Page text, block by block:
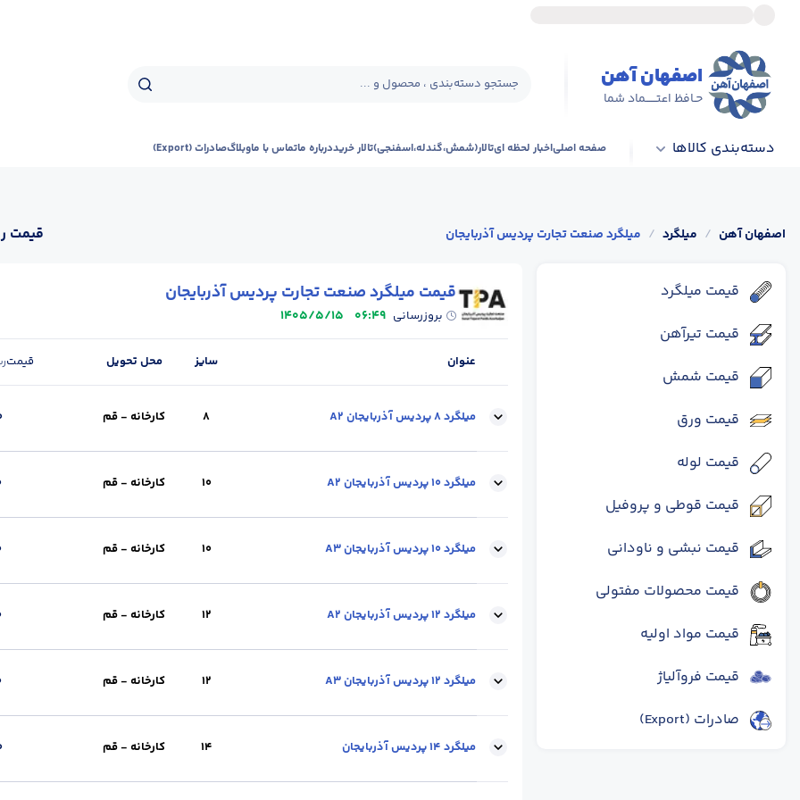
اصفهان آهن
حـافظ اعتــــــماد شما
جستجو دسته‌بندی ، محصول و ...
دسته‌بندی کالاها صفحه اصلیاخبار لحظه ایتالار(شمش،گندله،اسفنجی)تالار خریددرباره ماتماس با ماوبلاگصادرات (Export)
اصفهان آهن / میلگرد / میلگرد صنعت تجارت پردیس آذربایجان قیمت
قیمت میلگرد
قیمت تیرآهن
قیمت شمش
قیمت ورق
قیمت لوله
قیمت قوطی و پروفیل
قیمت نبشی و ناودانی
قیمت محصولات مفتولی
قیمت مواد اولیه
قیمت فروآلیاژ
صادرات (Export)
قیمت میلگرد صنعت تجارت پردیس آذربایجان
بروزرسانی 06:49
1405/5/15
عنوان سایز محل تحویل قیمت
میلگرد 8 پردیس آذربایجان A2 8 کارخانه - قم
سایز :8 محل تحویل :کارخانه - قم طول (m) : 12 وزن شاخه (kg) : میلگرد 10 پردیس آذربایجان A2 10 کارخانه - قم
سایز :10 محل تحویل :کارخانه - قم طول (m) : 12 وزن شاخه (kg) : میلگرد 10 پردیس آذربایجان A3 10 کارخانه - قم
سایز :10 محل تحویل :کارخانه - قم طول (m) : 12 وزن شاخه (kg) : میلگرد 12 پردیس آذربایجان A2 12 کارخانه - قم
سایز :12 محل تحویل :کارخانه - قم طول (m) : 12 وزن شاخه (kg) : میلگرد 12 پردیس آذربایجان A3 12 کارخانه - قم
سایز :12 محل تحویل :کارخانه - قم طول (m) : 12 وزن شاخه (kg) : میلگرد 14 پردیس آذربایجان 14 کارخانه - قم